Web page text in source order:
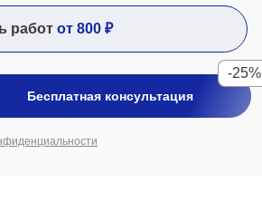
работ от 800 ₽
Бесплатная консультация
-25%